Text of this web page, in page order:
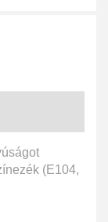
(E104,